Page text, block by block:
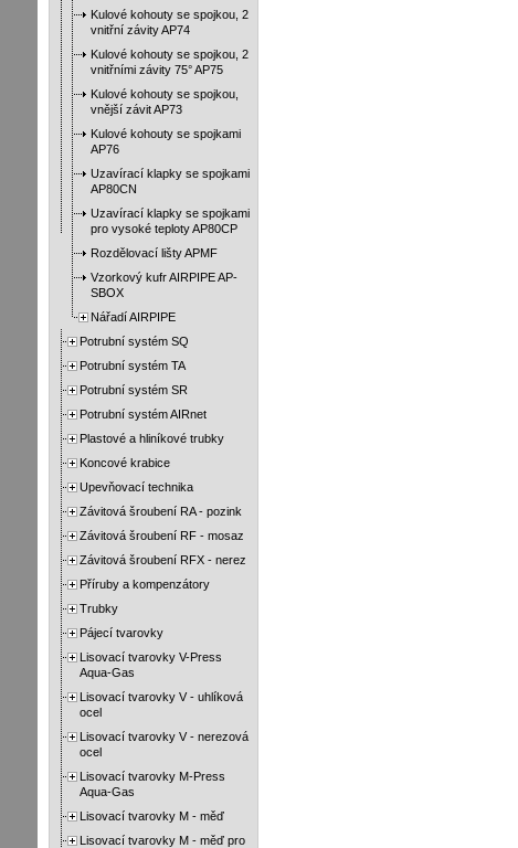
Kulové kohouty se spojkou, 2
vnitřní závity AP74
Kulové kohouty se spojkou, 2
vnitřními závity 75° AP75
Kulové kohouty se spojkou,
vnější závit AP73
Kulové kohouty se spojkami
AP76
Uzavírací klapky se spojkami
AP80CN
Uzavírací klapky se spojkami
pro vysoké teploty AP80CP
Rozdělovací lišty APMF
Vzorkový kufr AIRPIPE AP-
SBOX
Nářadí AIRPIPE
Potrubní systém SQ
Potrubní systém TA
Potrubní systém SR
Potrubní systém AIRnet
Plastové a hliníkové trubky
Koncové krabice
Upevňovací technika
Závitová šroubení RA - pozink
Závitová šroubení RF - mosaz
Závitová šroubení RFX - nerez
Příruby a kompenzátory
Trubky
Pájecí tvarovky
Lisovací tvarovky V-Press
Aqua-Gas
Lisovací tvarovky V - uhlíková
ocel
Lisovací tvarovky V - nerezová
ocel
Lisovací tvarovky M-Press
Aqua-Gas
Lisovací tvarovky M - měď
Lisovací tvarovky M - měď pro